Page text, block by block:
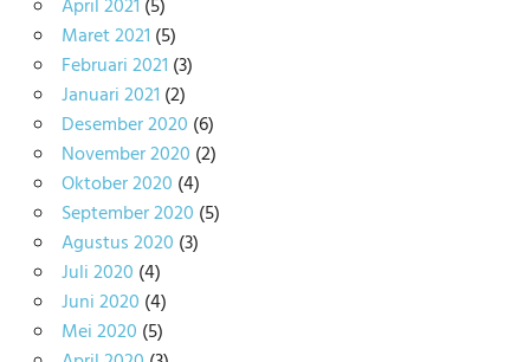
April 2021 (5)
Maret 2021 (5)
Februari 2021 (3)
Januari 2021 (2)
Desember 2020 (6)
November 2020 (2)
Oktober 2020 (4)
September 2020 (5)
Agustus 2020 (3)
Juli 2020 (4)
Juni 2020 (4)
Mei 2020 (5)